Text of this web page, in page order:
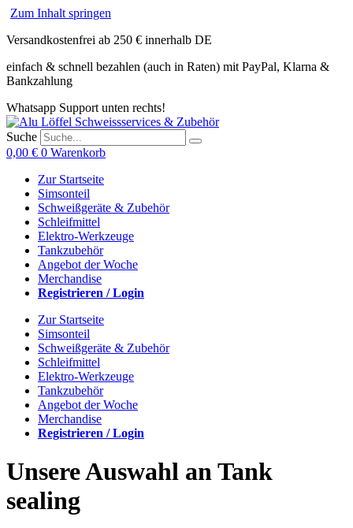
Zum Inhalt springen
Versandkostenfrei ab 250 € innerhalb DE
einfach & schnell bezahlen (auch in Raten) mit PayPal, Klarna &
Bankzahlung
Whatsapp Support unten rechts!
Suche
0,00 € 0 Warenkorb
Zur Startseite
Simsonteil
Schweißgeräte & Zubehör
Schleifmittel
Elektro-Werkzeuge
Tankzubehör
Angebot der Woche
Merchandise
Registrieren / Login
Zur Startseite
Simsonteil
Schweißgeräte & Zubehör
Schleifmittel
Elektro-Werkzeuge
Tankzubehör
Angebot der Woche
Merchandise
Registrieren / Login
Unsere Auswahl an Tank
sealing